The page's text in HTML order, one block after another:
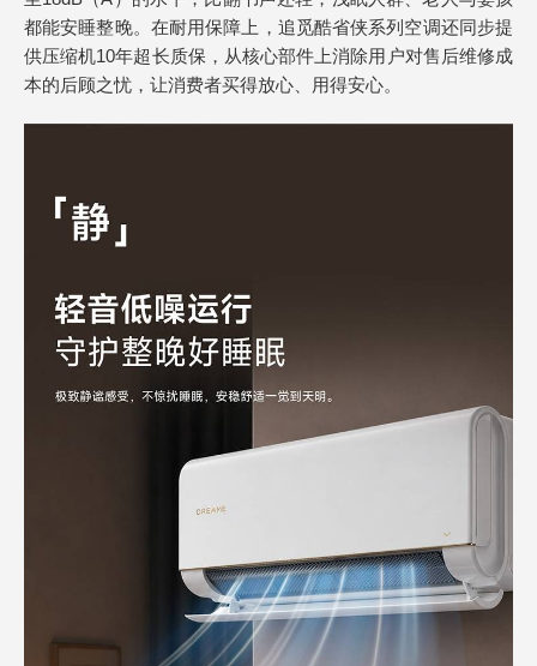
都能安睡整晚。在耐用保障上，追觅酷省侠系列空调还同步提
供压缩机10年超长质保，从核心部件上消除用户对售后维修成
本的后顾之忧，让消费者买得放心、用得安心。